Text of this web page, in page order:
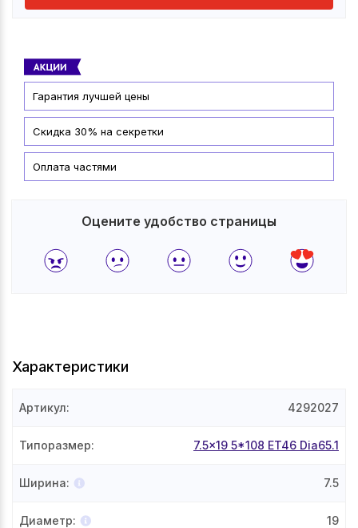
Гарантия лучшей цены
Скидка 30% на секретки
Оплата частями
Оцените удобство страницы
Характеристики
Артикул: 4292027
Типоразмер: 7.5x19 5*108 ET46 Dia65.1
Ширина: 7.5
Диаметр: 19